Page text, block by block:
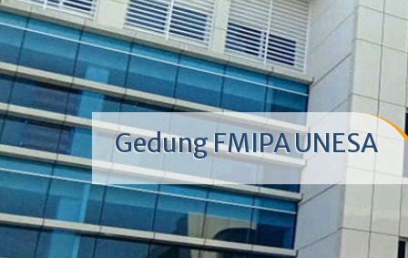
Gedung FMIPA UNESA